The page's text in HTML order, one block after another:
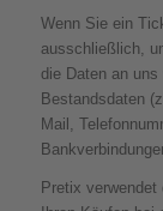
Wenn Sie ein
ausschließlich,
die Daten an
Bestandsdaten
Mail,
Pretix